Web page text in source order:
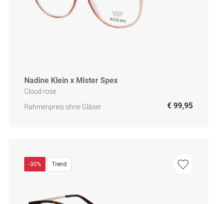
Nadine Klein x Mister Spex
Cloud rose
Rahmenpreis ohne Gläser
€ 99,95
-30% Trend